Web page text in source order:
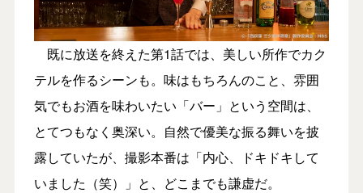
既に放送を終えた第1話では、美しい所作でカク
テルを作るシーンも。味はもちろんのこと、雰囲
気でもお酒を味わいたい「バー」という空間は、
とてつもなく奥深い。自然で優美な振る舞いを披
露していたが、撮影本番は「内心、ドキドキして
いました（笑）」と、どこまでも謙虚だ。